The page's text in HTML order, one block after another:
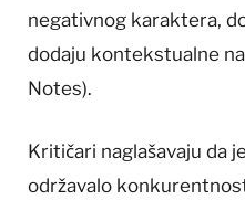
negativnog karaktera,
dodaju kontekstualne
Notes).
Kritičari naglašavaju da
održavalo